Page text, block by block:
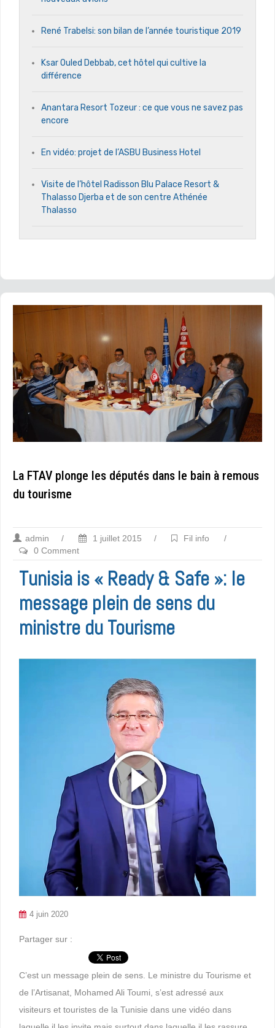
René Trabelsi: son bilan de l’année touristique 2019
Ksar Ouled Debbab, cet hôtel qui cultive la
différence
Anantara Resort Tozeur : ce que vous ne savez pas
encore
En vidéo: projet de l’ASBU Business Hotel
Visite de l’hôtel Radisson Blu Palace Resort &
Thalasso Djerba et de son centre Athénée
Thalasso
La FTAV plonge les députés dans le bain à remous
du tourisme
admin / 1 juillet 2015 / Fil info
/
0 Comment
Tunisia is « Ready & Safe »: le
message plein de sens du
ministre du Tourisme
4 juin 2020
Partager sur :
C’est un message plein de sens. Le ministre du Tourisme et
de l’Artisanat, Mohamed Ali Toumi, s’est adressé aux
visiteurs et touristes de la Tunisie dans une vidéo dans